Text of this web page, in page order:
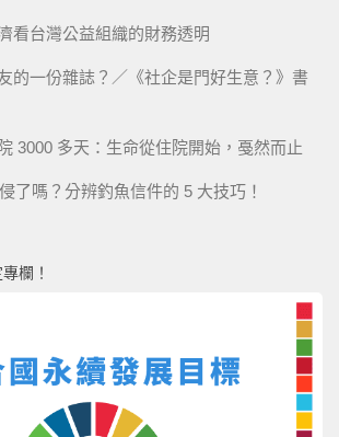
看台灣公益組織的財務透明
的一份雜誌？／《社企是門好生意？》書
3000 多天：生命從住院開始，戞然而止
了嗎？分辨釣魚信件的 5 大技巧！
欄！